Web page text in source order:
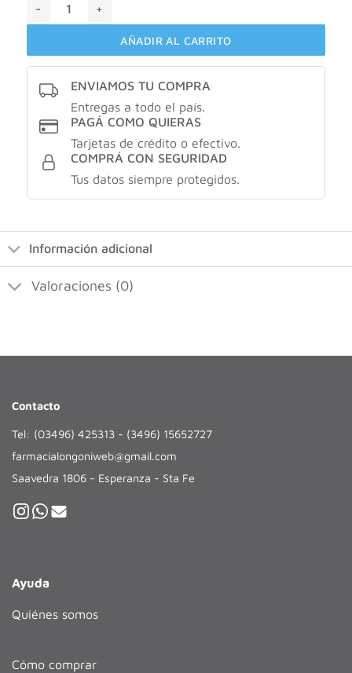
AÑADIR AL CARRITO
ENVIAMOS TU COMPRA
Entregas a todo el país.
PAGÁ COMO QUIERAS
Tarjetas de crédito o efectivo.
COMPRÁ CON SEGURIDAD
Tus datos siempre protegidos.
Información adicional
Valoraciones (0)
Contacto
Tel: (03496) 425313 - (3496) 15652727
farmacialongoniweb@gmail.com
Saavedra 1806 - Esperanza - Sta Fe
Ayuda
Quiénes somos
Cómo comprar